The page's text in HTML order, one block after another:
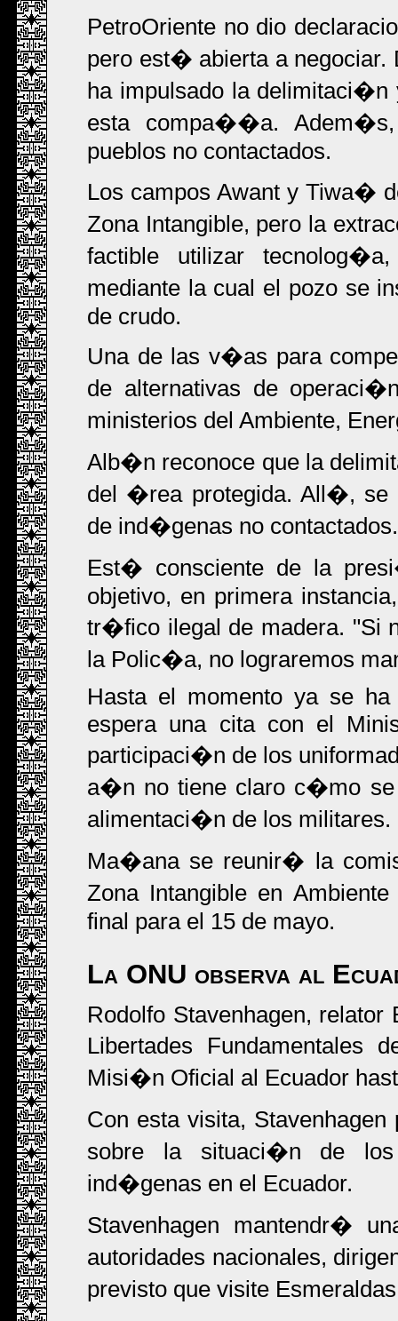
PetroOriente no dio
pero est� abierta a negociar.
ha impulsado la
esta compa��a.
pueblos no contactados.
Los campos Awant y Tiwa�
Zona Intangible, pero la
factible utilizar
mediante la cual el pozo se
de crudo.
Una de las v�as para
de alternativas de
ministerios del Ambiente,
Alb�n reconoce que la
del �rea protegida. All�, se
de ind�genas no contactados.
Est� consciente de la
objetivo, en primera
tr�fico ilegal de madera. "Si
la Polic�a, no lograremos
Hasta el momento ya se
espera una cita con el
participaci�n de los
a�n no tiene claro c�mo
alimentaci�n de los militares.
Ma�ana se reunir� la
Zona Intangible en
final para el 15 de mayo.
La ONU observa al
Rodolfo Stavenhagen,
Libertades Fundamentales
Misi�n Oficial al Ecuador
Con esta visita,
sobre la situaci�n de los
ind�genas en el Ecuador.
Stavenhagen mantendr�
autoridades nacionales,
previsto que visite